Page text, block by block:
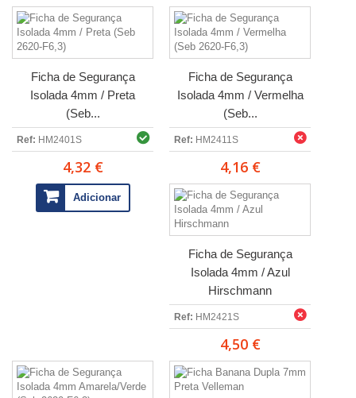
Ficha de Segurança
Isolada 4mm / Preta
(Seb...
Ref: HM2401S
4,32 €
Adicionar
Ficha de Segurança
Isolada 4mm / Vermelha
(Seb...
Ref: HM2411S
4,16 €
Ficha de Segurança
Isolada 4mm / Azul
Hirschmann
Ref: HM2421S
4,50 €